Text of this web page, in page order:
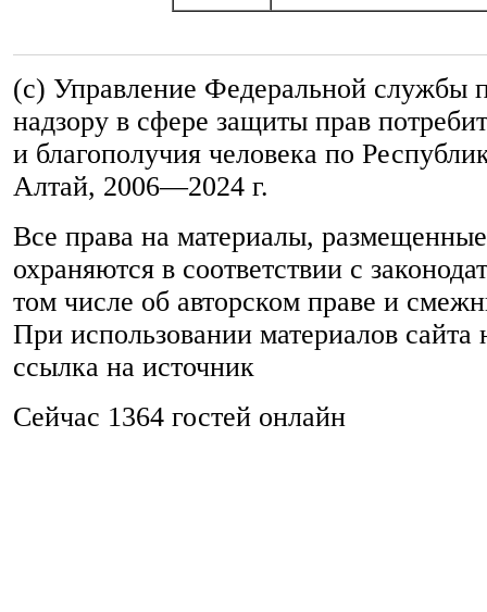
(c) Управление Федеральной службы
надзору в сфере защиты прав
и благополучия человека по
Алтай, 2006—2024 г.
Все права на материалы,
охраняются в соответствии с
том числе об авторском праве и
При использовании материалов сайта
ссылка на источник
Сейчас 1364 гостей онлайн